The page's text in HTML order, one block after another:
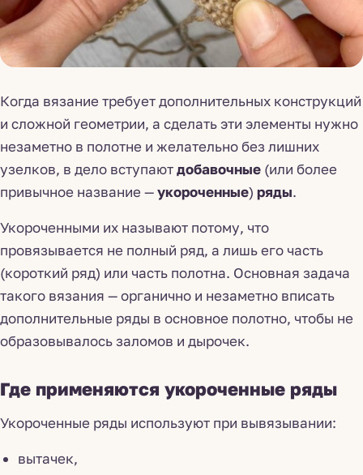
Когда вязание требует дополнительных конструкций
и сложной геометрии, а сделать эти элементы нужно
незаметно в полотне и желательно без лишних
узелков, в дело вступаютдобавочные (или более
привычное название —укороченные) ряды.
Укороченными их называют потому, что
провязывается не полный ряд, а лишь его часть
(короткий ряд) или часть полотна. Основная задача
такого вязания — органично и незаметно вписать
дополнительные ряды в основное полотно, чтобы не
образовывалось заломов и дырочек.
Где применяются укороченные ряды
Укороченные ряды используют при вывязывании:
вытачек,